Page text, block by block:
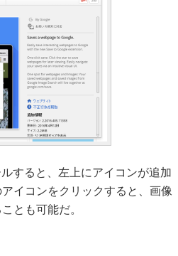
すると、左上にアイコンが追加
イコンをクリックすると、画像
とも可能だ。